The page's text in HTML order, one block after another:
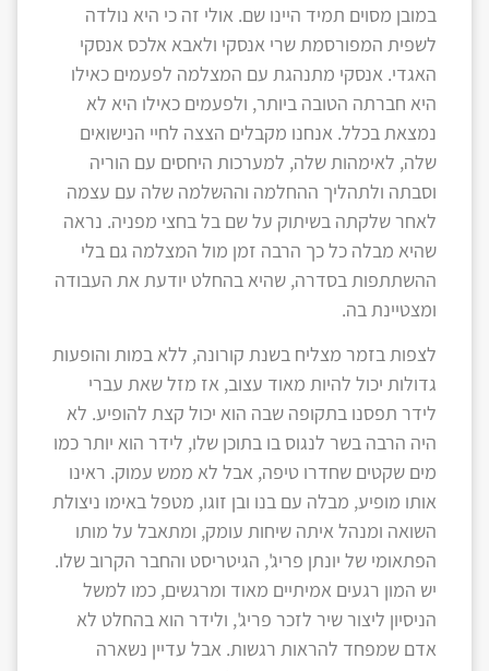
במובן מסוים תמיד היינו שם. אולי זה כי היא נולדה
לשפית המפורסמת שרי אנסקי ולאבא אלכס אנסקי
האגדי. אנסקי מתנהגת עם המצלמה לפעמים כאילו
היא חברתה הטובה ביותר, ולפעמים כאילו היא לא
נמצאת בכלל. אנחנו מקבלים הצצה לחיי הנישואים
שלה, לאימהות שלה, למערכות היחסים עם הוריה
וסבתה ולתהליך ההחלמה וההשלמה שלה עם עצמה
לאחר שלקתה בשיתוק על שם בל בחצי מפניה. נראה
שהיא מבלה כל כך הרבה זמן מול המצלמה גם בלי
ההשתתפות בסדרה, שהיא בהחלט יודעת את העבודה
ומצטיינת בה.
לצפות בזמר מצליח בשנת קורונה, ללא במות והופעות
גדולות יכול להיות מאוד עצוב, אז מזל שאת עברי
לידר תפסנו בתקופה שבה הוא יכול קצת להופיע. לא
היה הרבה בשר לנגוס בו בתוכן שלו, לידר הוא יותר כמו
מים שקטים שחדרו טיפה, אבל לא ממש עמוק. ראינו
אותו מופיע, מבלה עם בנו ובן זוגו, מטפל באימו ניצולת
השואה ומנהל איתה שיחות עומק, ומתאבל על מותו
הפתאומי של יונתן פריג', הגיטריסט והחבר הקרוב שלו.
יש המון רגעים אמיתיים מאוד ומרגשים, כמו למשל
הניסיון ליצור שיר לזכר פריג', ולידר הוא בהחלט לא
אדם שמפחד להראות רגשות. אבל עדיין נשארה